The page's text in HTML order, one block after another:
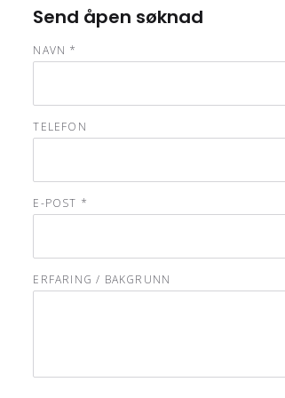
Send åpen søknad
NAVN *
TELEFON
E-POST *
ERFARING / BAKGRUNN